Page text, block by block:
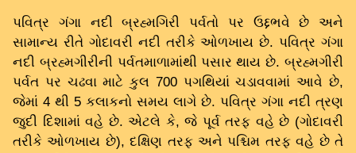
પવિત્ર ગંગા નદી બ્રહ્મગિરી પર્વતો પર ઉદ્દભવે છે અને
સામાન્ય રીતે ગોદાવરી નદી તરીકે ઓળખાય છે. પવિત્ર ગંગા
નદી બ્રહ્મગીરીની પર્વતમાળામાંથી પસાર થાય છે. બ્રહ્મગીરી
પર્વત પર ચઢવા માટે કુલ 700 પગથિયાં ચડાવવામાં આવે છે,
જેમાં 4 થી 5 કલાકનો સમય લાગે છે. પવિત્ર ગંગા નદી ત્રણ
જુદી દિશામાં વહે છે. એટલે કે, જે પૂર્વ તરફ વહે છે (ગોદાવરી
તરીકે ઓળખાય છે), દક્ષિણ તરફ અને પશ્ચિમ તરફ વહે છે તે